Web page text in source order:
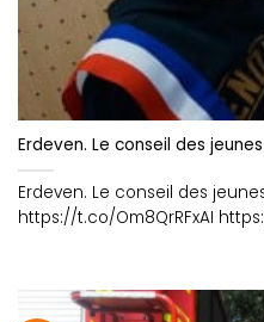
Erdeven. Le conseil des
Erdeven. Le conseil des
https://t.co/Om8QrRFxAI